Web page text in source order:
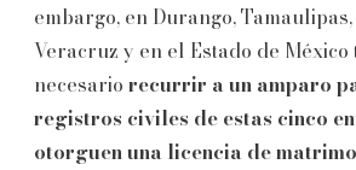
embargo, en Durango,
Veracruz y en el Estado de México
necesario recurrir a un amparo
registros civiles de estas cinco
otorguen una licencia de